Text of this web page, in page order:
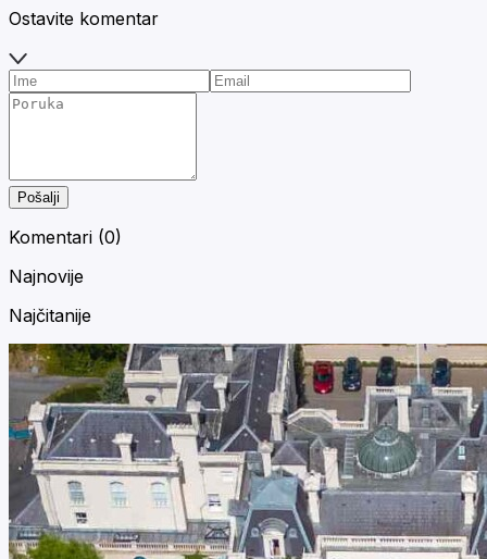
Ostavite komentar
Pošalji
Komentari (0)
Najnovije
Najčitanije